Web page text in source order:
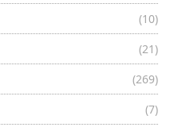
(10)
(21)
(269)
(7)